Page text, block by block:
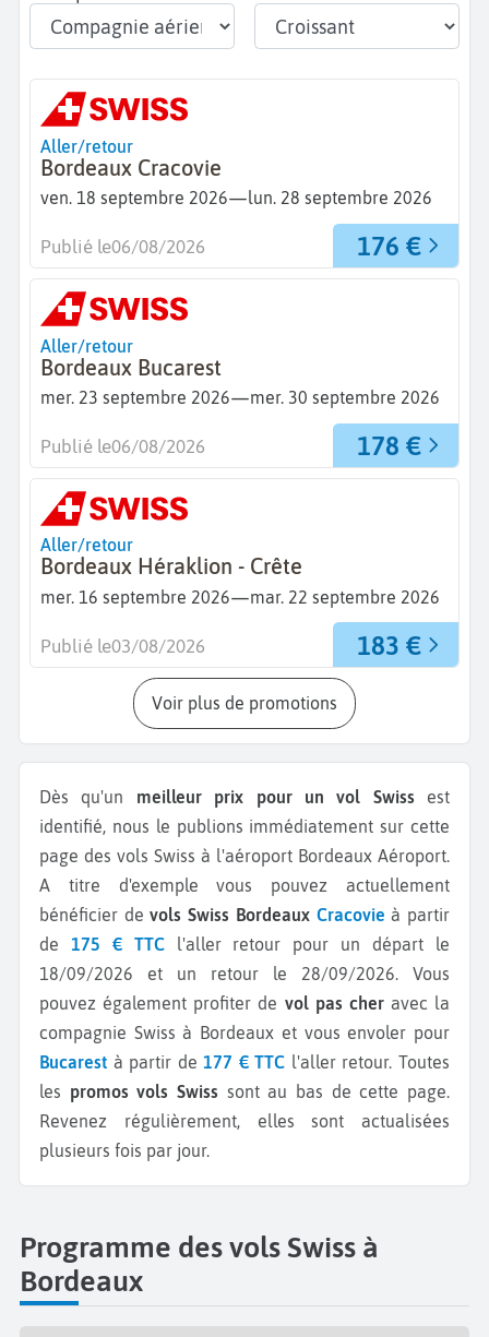
Aller/retour
Bordeaux Cracovie
ven. 18 septembre 2026—lun. 28 septembre 2026
176 €
Publié le06/08/2026
Aller/retour
Bordeaux Bucarest
mer. 23 septembre 2026—mer. 30 septembre 2026
178 €
Publié le06/08/2026
Aller/retour
Bordeaux Héraklion - Crête
mer. 16 septembre 2026—mar. 22 septembre 2026
183 €
Publié le03/08/2026
Voir plus de promotions
Dès qu'un meilleur prix pour un vol Swiss est
identifié, nous le publions immédiatement sur cette
page des vols Swiss à l'aéroport Bordeaux Aéroport.
A titre d'exemple vous pouvez actuellement
bénéficier devols Swiss Bordeaux Cracovie à partir
de 175 € TTC
l'aller retour pour un départ le
18/09/2026 et un retour le 28/09/2026. Vous
pouvez également profiter de vol pas cheravec la
compagnie Swiss à Bordeaux et vous envoler pour
Bucarest à partir de177 € TTC l'aller retour.Toutes
les promos vols Swiss sont au bas de cette page.
Revenez régulièrement, elles sont actualisées
plusieurs fois par jour.
Programme des vols Swiss à
Bordeaux